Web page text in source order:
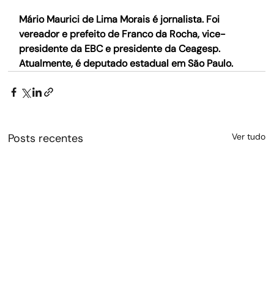
Mário Maurici de Lima Morais é jornalista. Foi
vereador e prefeito de Franco da Rocha, vice-
presidente da EBC e presidente da Ceagesp.
Atualmente, é deputado estadual em São Paulo.
Posts recentes Ver tudo